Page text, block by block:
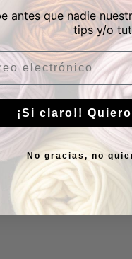
antes que nadie
tips y/o
¡Si claro!!
No gracias, no